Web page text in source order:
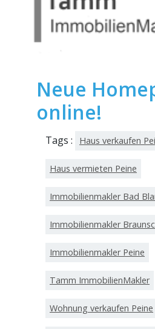
Neue
online!
Tags : Haus verkaufen
Haus vermieten Peine
Immobilienmakler Bad
Immobilienmakler
Immobilienmakler Peine
Tamm ImmobilienMakler
Wohnung verkaufen Peine